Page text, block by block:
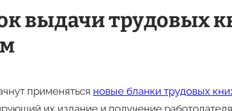
выдачи трудовых
применяться новые бланки трудовых
их издание и получение